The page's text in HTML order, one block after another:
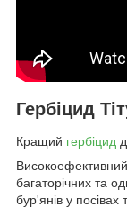
Гербіцид
Кращий гербіцид
багаторічних та
бур'янів у посівах